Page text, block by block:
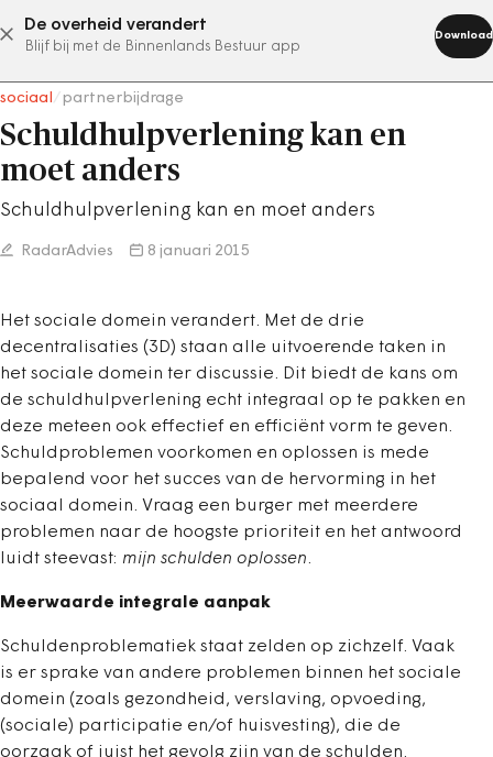
De overheid verandert
Blijf bij met de Binnenlands Bestuur app
Download
abonneer nu
sociaal partnerbijdrage
Schuldhulpverlening kan en
moet anders
Schuldhulpverlening kan en moet anders
RadarAdvies 8 januari 2015
Het sociale domein verandert. Met de drie
decentralisaties (3D) staan alle uitvoerende taken in
het sociale domein ter discussie. Dit biedt de kans om
de schuldhulpverlening echt integraal op te pakken en
deze meteen ook effectief en efficiënt vorm te geven.
Schuldproblemen voorkomen en oplossen is mede
bepalend voor het succes van de hervorming in het
sociaal domein. Vraag een burger met meerdere
problemen naar de hoogste prioriteit en het antwoord
luidt steevast: mijn schulden oplossen.
Meerwaarde integrale aanpak
Schuldenproblematiek staat zelden op zichzelf. Vaak
is er sprake van andere problemen binnen het sociale
domein (zoals gezondheid, verslaving, opvoeding,
(sociale) participatie en/of huisvesting), die de
oorzaak of juist het gevolg zijn van de schulden.